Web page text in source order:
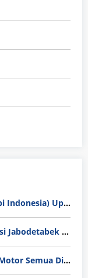
Gaji Karyawan PT KAI (Kereta Api Indonesia) Update 2025
Rata-Rata Gaji Operator Produksi Jabodetabek 2025: Bedah Tuntas UMK, Lemburan, dan Realita Hidup Buruh
Gaji Karyawan Honda Prospect Motor Semua Divisi